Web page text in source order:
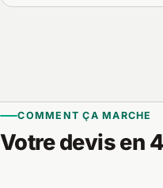
COMMENT ÇA MARCHE
Votre devis en